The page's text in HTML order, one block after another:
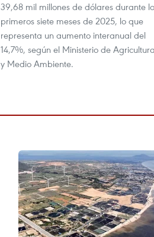
39,68 mil millones de dólares durante
primeros siete meses de 2025, lo que
representa un aumento interanual del
14,7%, según el Ministerio de
y Medio Ambiente.